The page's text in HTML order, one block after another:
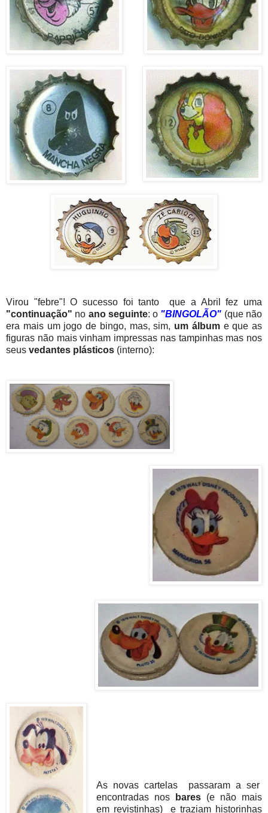
Virou "febre"! O sucesso foi tanto que a Abril fez uma
"continuação" no ano seguinte: o "BINGOLÃO" (que não
era mais um jogo de bingo, mas, sim, um álbume que as
figuras não mais vinham impressas nas tampinhas mas nos
seus vedantes plásticos (interno):
As novas cartelas passaram a ser
encontradas nos
bares (e não mais
em revistinhas) e traziam historinhas